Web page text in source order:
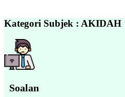
Kategori Subjek : AKIDAH
Soalan